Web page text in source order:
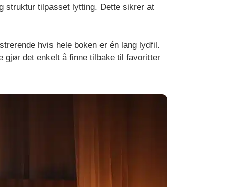
struktur tilpasset lytting. Dette sikrer at
hvis hele boken er én lang lydfil.
gjør det enkelt å finne tilbake til favoritter